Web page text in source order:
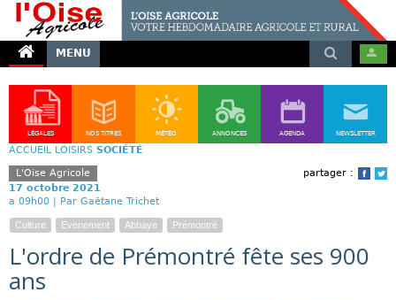
MENU
LÉGALES NOS TITRES MÉTÉO ANNONCES AGENDA NEWSLETTER
ACCUEIL LOISIRS SOCIÉTÉ
partager :
L'Oise Agricole
17 octobre 2021
a 09h00 | Par Gaëtane Trichet
Culture Evenement Abbaye Prémontré
L'ordre de Prémontré fête ses 900
ans